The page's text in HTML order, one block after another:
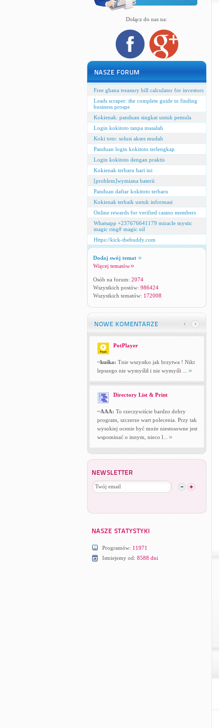
Dołącz do nas na:
Free ghana treasury bill calculator for investors
Leads scraper: the complete guide to finding
business prospe
Kokienak: panduan singkat untuk pemula
Login kokitoto tanpa masalah
Koki toto: solusi akses mudah
Panduan login kokitoto terlengkap
Login kokitoto dengan praktis
Kokienak terbaru hari ini
[problem]wymiana baterii
Panduan daftar kokitoto terbaru
Kokienak terbaik untuk informasi
Online rewards for verified casino members
Whatsapp +237676641179 miracle mystic
magic ring# magic oil
Https://kick-thebuddy.com
Dodaj swój temat
Więcej tematów
Osób na forum: 2074
Wszystkich postów: 986424
Wszystkich tematów: 172008
PotPlayer
~kuśka: Tnie wszystko jak brzytwa ! Nikt
lepszego nie wymyślił i nie wymyśli ...
Directory List & Print
~AAA: To rzeczywiście bardzo dobry
program, szczerze wart polecenia. Przy tak
wysokiej ocenie być może niestosowne jest
wspominać o innym, nieco l...
Programów: 11971
Istniejemy od: 8588 dni